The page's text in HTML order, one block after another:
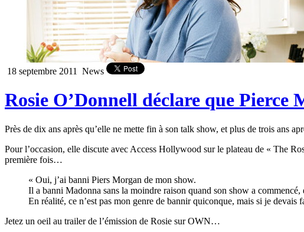
18 septembre 2011 News
Rosie O’Donnell déclare que
Près de dix ans après qu’elle ne mette fin à son talk show, et plus de trois ans
Pour l’occasion, elle discute avec Access Hollywood sur le plateau de « The
première fois…
« Oui, j’ai banni Piers Morgan de mon show.
Il a banni Madonna sans la moindre raison quand son show a
En réalité, ce n’est pas mon genre de bannir quiconque, mais si je devais
Jetez un oeil au trailer de l’émission de Rosie sur OWN…